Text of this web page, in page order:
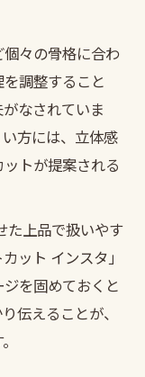
々の骨格に合わ
調整すること
なされていま
方には、立体感
トが提案される
た上品で扱いやす
ット インスタ」
を固めておくと
伝えることが、